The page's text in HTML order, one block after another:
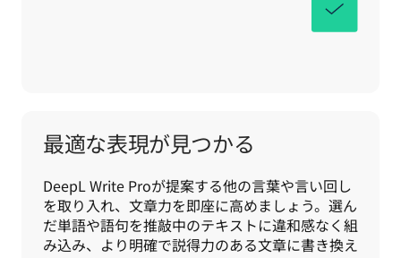
最適な表現が見つかる
DeepL Write Proが提案する他の言葉や言い回し
を取り入れ、文章力を即座に高めましょう。選ん
だ単語や語句を推敲中のテキストに違和感なく組
み込み、より明確で説得力のある文章に書き換え